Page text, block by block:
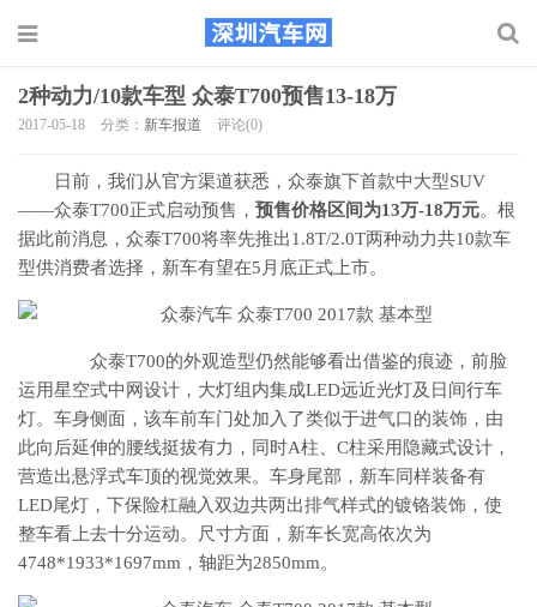
2种动力/10款车型 众泰T700预售13-18万
2017-05-18 分类： 新车报道 评论(0)
日前，我们从官方渠道获悉，众泰旗下首款中大型SUV
——众泰T700正式启动预售， 预售价格区间为13万-18万元。根
据此前消息，众泰T700将率先推出1.8T/2.0T两种动力共10款车
型供消费者选择，新车有望在5月底正式上市。
众泰T700的外观造型仍然能够看出借鉴的痕迹，前脸
运用星空式中网设计，大灯组内集成LED远近光灯及日间行车
灯。车身侧面，该车前车门处加入了类似于进气口的装饰，由
此向后延伸的腰线挺拔有力，同时A柱、C柱采用隐藏式设计，
营造出悬浮式车顶的视觉效果。车身尾部，新车同样装备有
LED尾灯，下保险杠融入双边共两出排气样式的镀铬装饰，使
整车看上去十分运动。尺寸方面，新车长宽高依次为
4748*1933*1697mm，轴距为2850mm。